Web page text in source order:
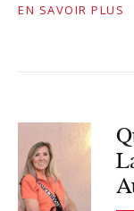
EN SAVOIR PLUS